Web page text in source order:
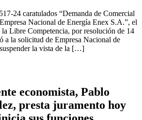
24 caratulados “Demanda de Comercial
Nacional de Energía Enex S.A.”, el
Libre Competencia, por resolución de 14
a la solicitud de Empresa Nacional de
la vista de la […]
economista, Pablo
presta juramento hoy